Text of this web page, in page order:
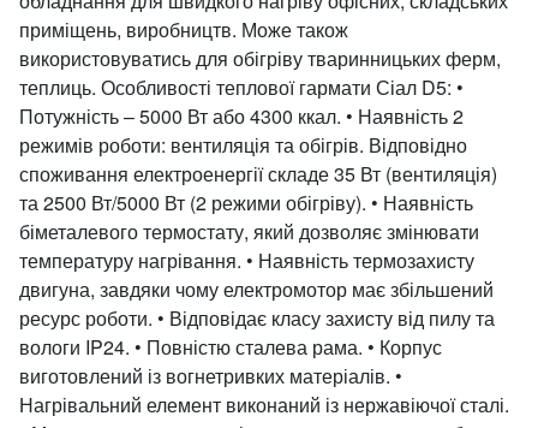
приміщень, виробництв. Може також
використовуватись для обігріву тваринницьких ферм,
теплиць. Особливості теплової гармати Сіал D5: •
Потужність – 5000 Вт або 4300 ккал. • Наявність 2
режимів роботи: вентиляція та обігрів. Відповідно
споживання електроенергії складе 35 Вт (вентиляція)
та 2500 Вт/5000 Вт (2 режими обігріву). • Наявність
біметалевого термостату, який дозволяє змінювати
температуру нагрівання. • Наявність термозахисту
двигуна, завдяки чому електромотор має збільшений
ресурс роботи. • Відповідає класу захисту від пилу та
вологи IP24. • Повністю сталева рама. • Корпус
виготовлений із вогнетривких матеріалів. •
Нагрівальний елемент виконаний із нержавіючої сталі.